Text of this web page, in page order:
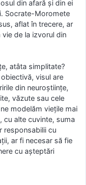
din afară și din ei
Socrate-Moromete
aflat în trecere, ar
de la izvorul din
atâta simplitate?
visul are
din neuroștiințe,
văzute sau cele
modelăm viețile mai
cu alte cuvinte, suma
responsabilii cu
ar fi necesar să fie
cu așteptări